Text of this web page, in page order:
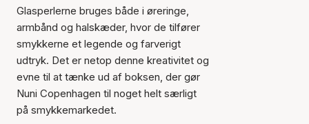
Glasperlerne bruges både i øreringe,
armbånd og halskæder, hvor de tilfører
smykkerne et legende og farverigt
udtryk. Det er netop denne kreativitet og
evne til at tænke ud af boksen, der gør
Nuni Copenhagen til noget helt særligt
på smykkemarkedet.